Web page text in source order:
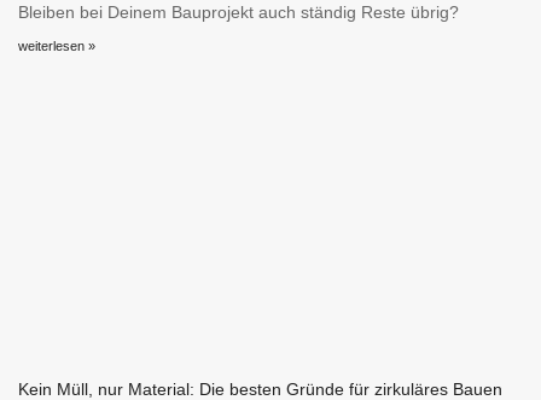
Bleiben bei Deinem Bauprojekt auch ständig Reste übrig?
weiterlesen »
Kein Müll, nur Material: Die besten Gründe für zirkuläres Bauen